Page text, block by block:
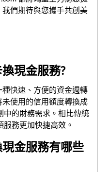
們期待與您攜手共創美
現金服務?
快速、方便的資金週轉
使用的信用額度轉換成
中的財務需求。相比傳統
務更加快捷高效。
金服務有哪些